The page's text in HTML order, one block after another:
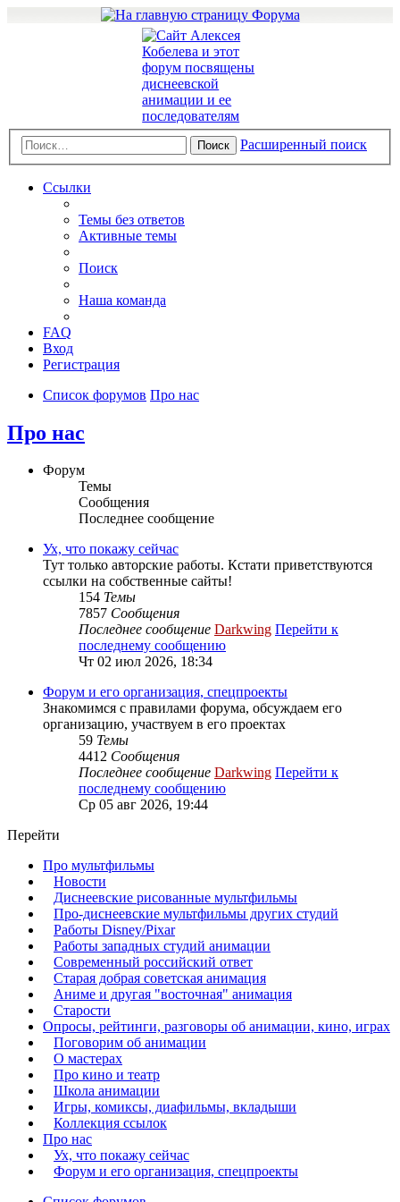
Поиск Расширенный поиск
Ссылки
Темы без ответов
Активные темы
Поиск
Наша команда
FAQ
Вход
Регистрация
Список форумов Про нас
Про нас
Форум
Темы
Сообщения
Последнее сообщение
Ух, что покажу сейчас
Тут только авторские работы. Кстати приветствуются
ссылки на собственные сайты!
154 Темы
7857 Сообщения
Последнее сообщение Darkwing Перейти к
последнему сообщению
Чт 02 июл 2026, 18:34
Форум и его организация, спецпроекты
Знакомимся с правилами форума, обсуждаем его
организацию, участвуем в его проектах
59 Темы
4412 Сообщения
Последнее сообщение Darkwing Перейти к
последнему сообщению
Ср 05 авг 2026, 19:44
Перейти
Про мультфильмы
Новости
Диснеевские рисованные мультфильмы
Про-диснеевские мультфильмы других студий
Работы Disney/Pixar
Работы западных студий анимации
Современный российский ответ
Старая добрая советская анимация
Аниме и другая "восточная" анимация
Старости
Опросы, рейтинги, разговоры об анимации, кино, играх
Поговорим об анимации
О мастерах
Про кино и театр
Школа анимации
Игры, комиксы, диафильмы, вкладыши
Коллекция ссылок
Про нас
Ух, что покажу сейчас
Форум и его организация, спецпроекты